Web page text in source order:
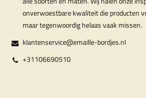
onverwoestbare kwaliteit die producten
maar tegenwoordig helaas vaak missen.
klantenservice@emaille-bordjes.nl
+31106690510